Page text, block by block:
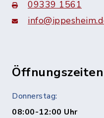
09339 1561
Öffnungszeiten
Donnerstag:
08:00-12:00 Uhr